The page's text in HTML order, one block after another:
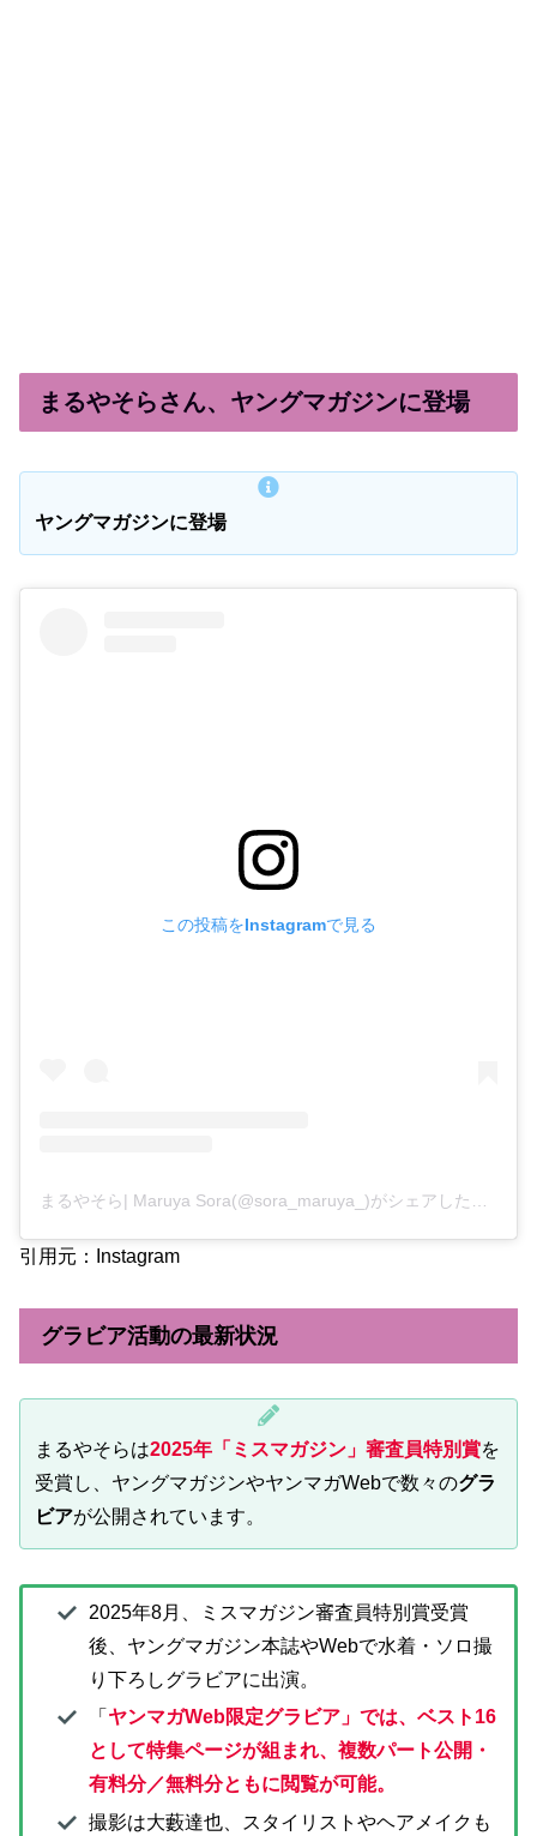
まるやそらさん、ヤングマガジンに登場
ヤングマガジンに登場
この投稿をInstagramで見る
まるやそら| Maruya Sora(@sora_maruya_)がシェアした投稿
引用元：Instagram
グラビア活動の最新状況
まるやそらは2025年「ミスマガジン」審査員特別賞を
受賞し、ヤングマガジンやヤンマガWebで数々のグラ
ビアが公開されています。
2025年8月、ミスマガジン審査員特別賞受賞
後、ヤングマガジン本誌やWebで水着・ソロ撮
り下ろしグラビアに出演。
「 ヤンマガWeb限定グラビア」では、ベスト16
として特集ページが組まれ、複数パート公開・
有料分／無料分ともに閲覧が可能。
撮影は大藪達也、スタイリストやヘアメイクも